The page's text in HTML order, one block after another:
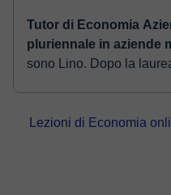
Tutor di Economia
pluriennale in aziende
sono Lino. Dopo la laurea in Economia Aziendale ho
Lezioni di Economia